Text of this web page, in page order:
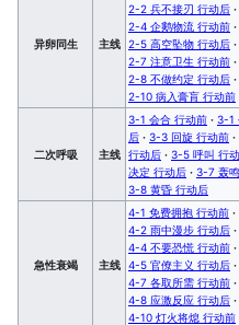
异卵同生 主线
2-2 兵不接刃 行动后 ·
2-4 企鹅物流 行动前 ·
2-5 高空坠物 行动后 ·
2-7 注意卫生 行动前 ·
2-8 不做约定 行动后 ·
2-10 病入膏肓 行动前
二次呼吸 主线
3-1 会合 行动前 · 3-1
后 · 3-3 回旋 行动前 ·
行动后 · 3-5 呼叫 行
决定 行动后 · 3-7 轰
3-8 黄昏 行动后
急性衰竭 主线
4-1 免费拥抱 行动前 ·
4-2 雨中漫步 行动后 ·
4-4 不要恐慌 行动前 ·
4-5 官僚主义 行动后 ·
4-7 各取所需 行动前 ·
4-8 应激反应 行动后 ·
4-10 灯火将熄 行动前